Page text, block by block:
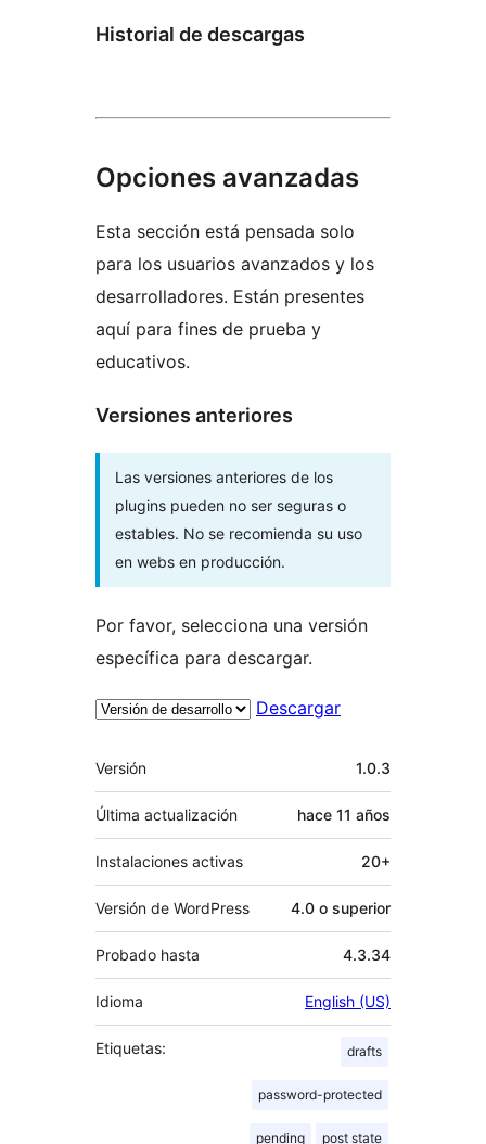
Historial de descargas
Opciones avanzadas
Esta sección está pensada solo
para los usuarios avanzados y los
desarrolladores. Están presentes
aquí para fines de prueba y
educativos.
Versiones anteriores
Las versiones anteriores de los
plugins pueden no ser seguras o
estables. No se recomienda su uso
en webs en producción.
Por favor, selecciona una versión
específica para descargar.
Descargar
Meta
Versión 1.0.3
Última actualización hace 11 años
Instalaciones activas 20+
Versión de WordPress 4.0 o superior
Probado hasta 4.3.34
Idioma English (US)
Etiquetas: drafts
password-protected
pending post state